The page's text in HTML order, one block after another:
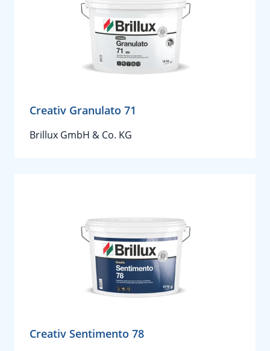
Creativ Granulato 71
Brillux GmbH & Co. KG
Creativ Sentimento 78